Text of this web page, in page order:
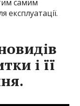
самим
і її